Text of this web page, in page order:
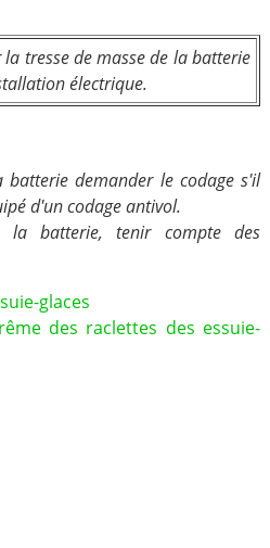
la tresse de masse de la batterie
électrique.
batterie demander le codage s'il
d'un codage antivol.
la batterie, tenir compte des
glaces
des raclettes des essuie-